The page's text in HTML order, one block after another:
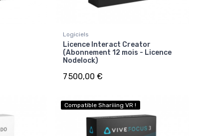
Logiciels
Licence Interact Creator
(Abonnement 12 mois - Licence
Nodelock)
7 500,00 €
Compatible Shariiing VR !